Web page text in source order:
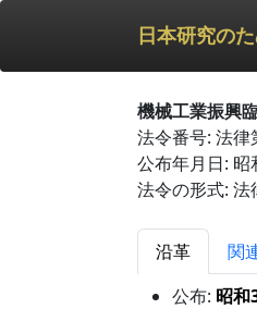
日本研究の
機械工業振興
法令番号: 法律
公布年月日: 昭
法令の形式: 法
沿革 関
公布: 昭和